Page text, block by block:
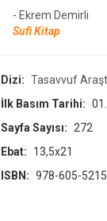
- Ekrem Demirli
Sufi Kitap
Dizi: Tasavvuf
İlk Basım Tarihi:
Sayfa Sayısı:
272
Ebat:
13,5x21
ISBN: 978-605-